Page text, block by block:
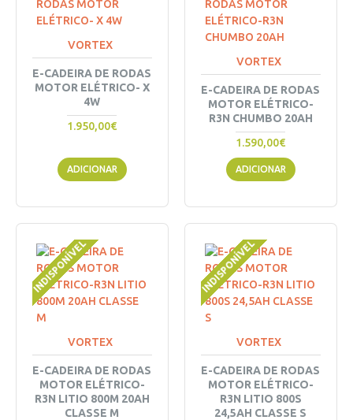
VORTEX
E-CADEIRA DE RODAS
MOTOR ELÉTRICO- X
4W
1.950,00€
ADICIONAR
VORTEX
E-CADEIRA DE RODAS
MOTOR ELÉTRICO-
R3N CHUMBO 20AH
1.590,00€
ADICIONAR
INDISPONÍVEL
VORTEX
E-CADEIRA DE RODAS
MOTOR ELÉTRICO-
R3N LITIO 800M 20AH
CLASSE M
INDISPONÍVEL
VORTEX
E-CADEIRA DE RODAS
MOTOR ELÉTRICO-
R3N LITIO 800S
24,5AH CLASSE S